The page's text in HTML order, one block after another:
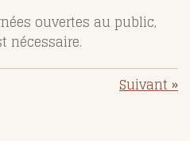
ouvertes au public,
nécessaire.
Suivant»